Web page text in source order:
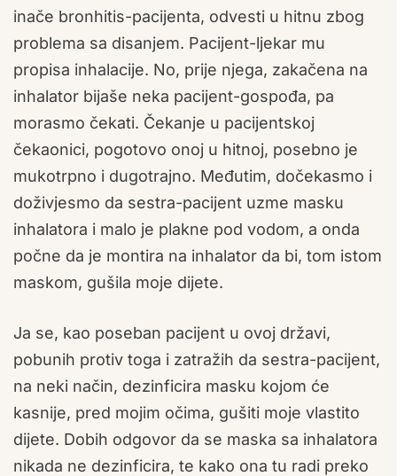
inače bronhitis-pacijenta, odvesti u hitnu zbog
problema sa disanjem. Pacijent-ljekar mu
propisa inhalacije. No, prije njega, zakačena na
inhalator bijaše neka pacijent-gospođa, pa
morasmo čekati. Čekanje u pacijentskoj
čekaonici, pogotovo onoj u hitnoj, posebno je
mukotrpno i dugotrajno. Međutim, dočekasmo i
doživjesmo da sestra-pacijent uzme masku
inhalatora i malo je plakne pod vodom, a onda
počne da je montira na inhalator da bi, tom istom
maskom, gušila moje dijete.
Ja se, kao poseban pacijent u ovoj državi,
pobunih protiv toga i zatražih da sestra-pacijent,
na neki način, dezinficira masku kojom će
kasnije, pred mojim očima, gušiti moje vlastito
dijete. Dobih odgovor da se maska sa inhalatora
nikada ne dezinficira, te kako ona tu radi preko